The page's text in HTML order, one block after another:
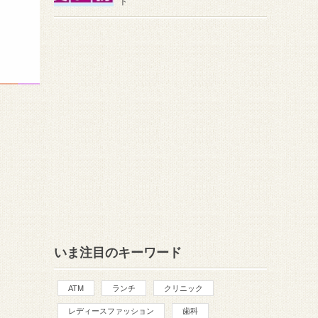
いま注目のキーワード
ATM ランチ クリニック
レディースファッション 歯科